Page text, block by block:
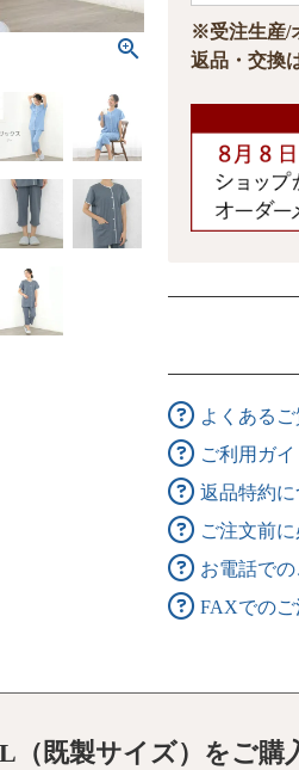
※受注生産/
返品・交換
よくあるご
ご利用ガイ
返品特約に
ご注文前
お電話で
FAXでの
（既製サイズ）をご購